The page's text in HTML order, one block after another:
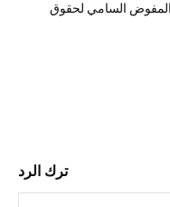
المفوض السامي لحقوق
ترك الرد